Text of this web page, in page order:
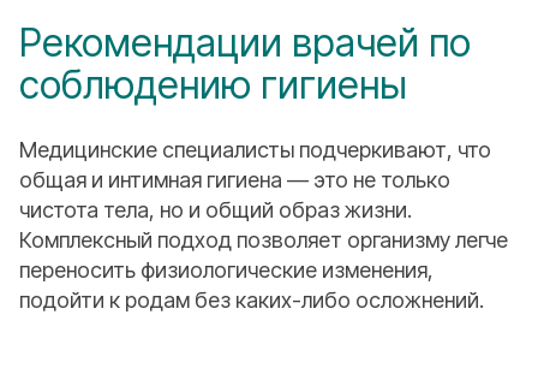
Рекомендации врачей по
соблюдению гигиены
Медицинские специалисты подчеркивают, что
общая и интимная гигиена — это не только
чистота тела, но и общий образ жизни.
Комплексный подход позволяет организму легче
переносить физиологические изменения,
подойти к родам без каких-либо осложнений.